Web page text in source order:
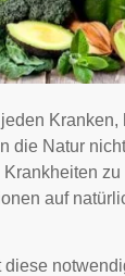
Kranken,
die Natur
auf